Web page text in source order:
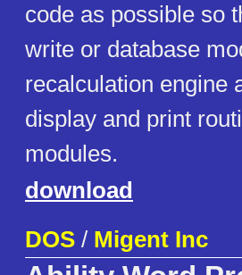
code as possible so
write or database
recalculation engine
display and print
modules.
download
DOS / Migent Inc